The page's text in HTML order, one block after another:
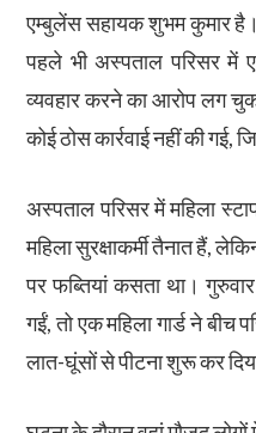
एम्बुलेंस सहायक शुभम कुमार
पहले भी अस्पताल परिसर में
व्यवहार करने का आरोप लग
कोई ठोस कार्रवाई नहीं की
अस्पताल परिसर में महिला
महिला सुरक्षाकर्मी तैनात हैं,
पर फब्तियां कसता था।
गईं, तो एक महिला गार्ड ने
लात-घूंसों से पीटना शुरू कर